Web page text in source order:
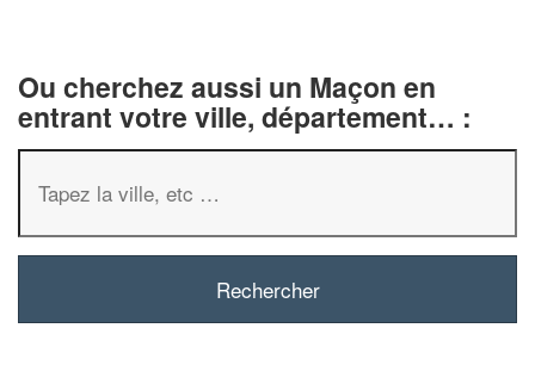
Ou cherchez aussi un Maçon en
entrant votre ville, département… :